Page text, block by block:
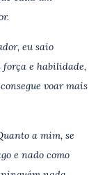
eu saio
força e habilidade,
voar mais
a mim, se
e nado como